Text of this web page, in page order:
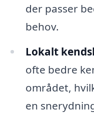
der passer
behov.
Lokalt
ofte bedre
området,
en